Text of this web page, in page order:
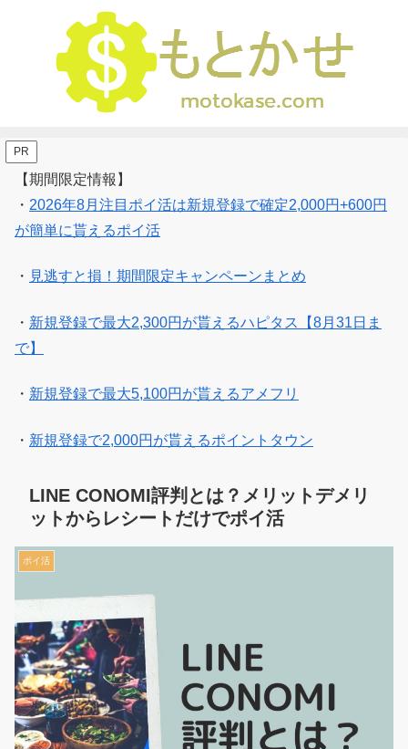
PR
【期間限定情報】
・ 2026年8月注目ポイ活は新規登録で確定2,000円+600円
が簡単に貰えるポイ活
・ 見逃すと損！期間限定キャンペーンまとめ
・ 新規登録で最大2,300円が貰えるハピタス【8月31日ま
で】
・ 新規登録で最大5,100円が貰えるアメフリ
・ 新規登録で2,000円が貰えるポイントタウン
LINE CONOMI評判とは？メリットデメリ
ットからレシートだけでポイ活
ポイ活